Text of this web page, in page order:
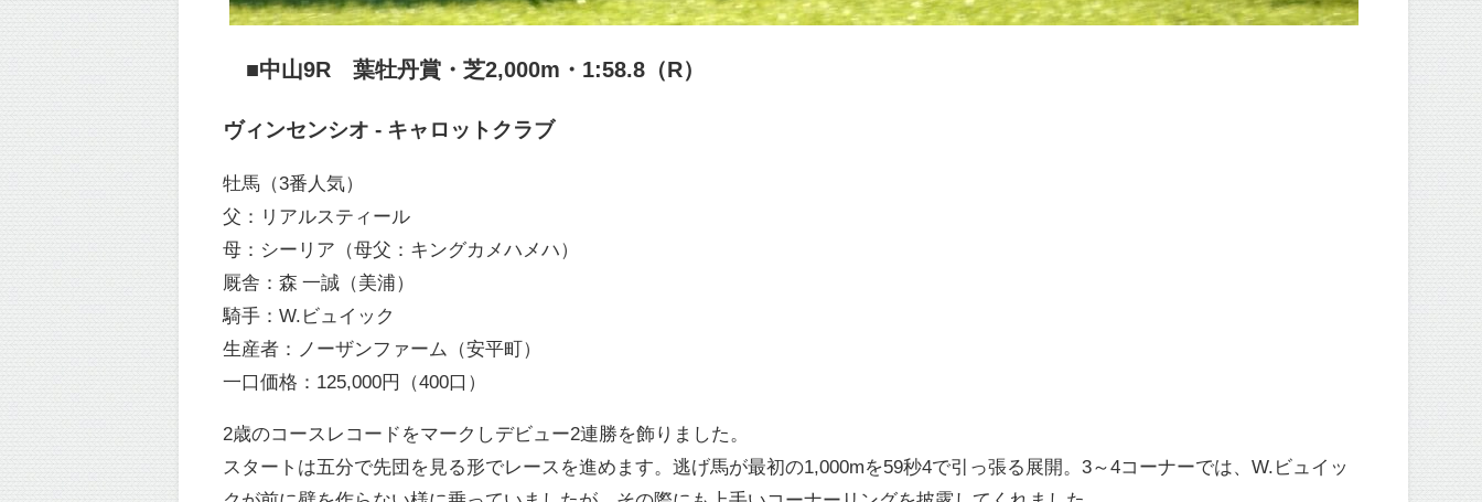
■中山9R 葉牡丹賞・芝2,000m・1:58.8（R）
ヴィンセンシオ - キャロットクラブ
牡馬（3番人気）
父：リアルスティール
母：シーリア（母父：キングカメハメハ）
厩舎：森 一誠（美浦）
騎手：W.ビュイック
生産者：ノーザンファーム（安平町）
一口価格：125,000円（400口）
2歳のコースレコードをマークしデビュー2連勝を飾りました。
スタートは五分で先団を見る形でレースを進めます。逃げ馬が最初の1,000mを59秒4で引っ張る展開。3～4コーナーでは、W.ビュイッ